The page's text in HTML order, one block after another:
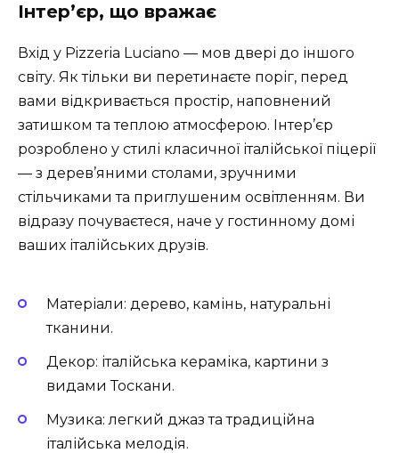
Інтер’єр, що вражає
Вхід у Pizzeria Luciano — мов двері до іншого
світу. Як тільки ви перетинаєте поріг, перед
вами відкривається простір, наповнений
затишком та теплою атмосферою. Інтер’єр
розроблено у стилі класичної італійської піцерії
— з дерев’яними столами, зручними
стільчиками та приглушеним освітленням. Ви
відразу почуваєтеся, наче у гостинному домі
ваших італійських друзів.
Матеріали: дерево, камінь, натуральні
тканини.
Декор: італійська кераміка, картини з
видами Тоскани.
Музика: легкий джаз та традиційна
італійська мелодія.